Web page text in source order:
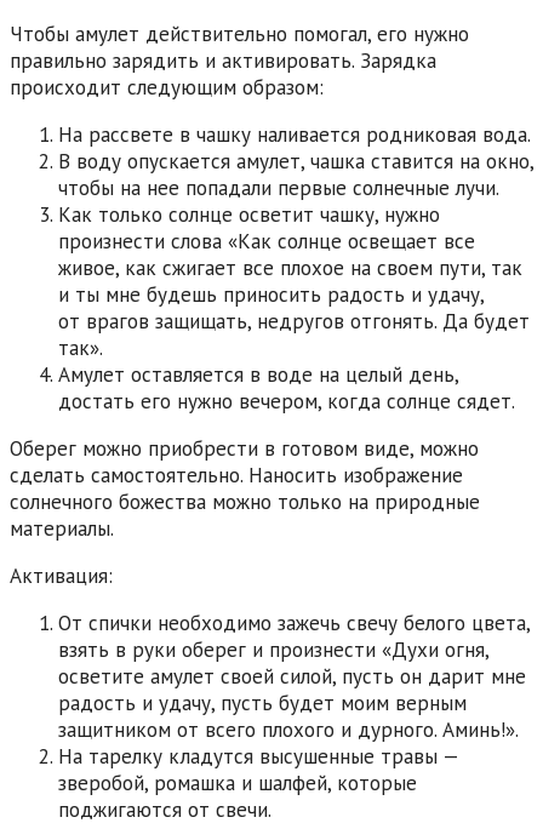
Чтобы амулет действительно помогал, его нужно
правильно зарядить и активировать. Зарядка
происходит следующим образом:
На рассвете в чашку наливается родниковая вода.
В воду опускается амулет, чашка ставится на окно,
чтобы на нее попадали первые солнечные лучи.
Как только солнце осветит чашку, нужно
произнести слова «Как солнце освещает все
живое, как сжигает все плохое на своем пути, так
и ты мне будешь приносить радость и удачу,
от врагов защищать, недругов отгонять. Да будет
так».
Амулет оставляется в воде на целый день,
достать его нужно вечером, когда солнце сядет.
Оберег можно приобрести в готовом виде, можно
сделать самостоятельно. Наносить изображение
солнечного божества можно только на природные
материалы.
Активация:
От спички необходимо зажечь свечу белого цвета,
взять в руки оберег и произнести «Духи огня,
осветите амулет своей силой, пусть он дарит мне
радость и удачу, пусть будет моим верным
защитником от всего плохого и дурного. Аминь!».
На тарелку кладутся высушенные травы —
зверобой, ромашка и шалфей, которые
поджигаются от свечи.